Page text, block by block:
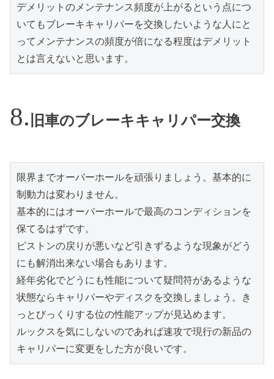
デメリットのメンテナンス頻度が上がるという点につ
いてもブレーキキャリパーを交換したいような人にと
ってメンテナンスの頻度が倍になる程度はデメリット
とは言えないと思います。
旧車のブレーキキャリパー交換
限界までオーバーホールを頑張りましょう。基本的に
制動力は変わりません。
基本的にはオーバーホールで最高のコンディションを
保てるはずです。
ピストンの戻りが悪いなど引きずるような現象がどう
にも解消出来ない場合もあります。
経年劣化でどうにも性能について疑問符があるような
状態ならキャリパーやディスクを交換しましょう。き
っとびっくりする位の性能アップが見込めます。
ルックスを気にしないのであれば速攻で現行の新品の
キャリパーに変更をした方が良いです。